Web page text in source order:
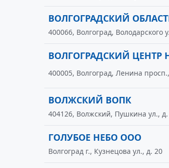
ВОЛГОГРАДСКИЙ
400066, Волгоград, Володарского
ВОЛГОГРАДСКИЙ
400005, Волгоград, Ленина
ВОЛЖСКИЙ ВОПК
404126, Волжский, Пушкина ул.,
ГОЛУБОЕ НЕБО ООО
Волгоград г., Кузнецова ул., д. 20